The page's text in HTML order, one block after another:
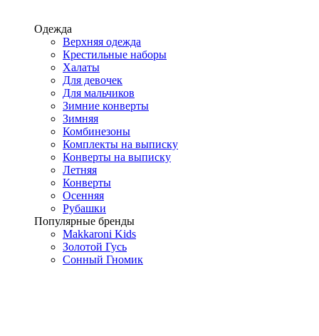
Одежда
Верхняя одежда
Крестильные наборы
Халаты
Для девочек
Для мальчиков
Зимние конверты
Зимняя
Комбинезоны
Комплекты на выписку
Конверты на выписку
Летняя
Конверты
Осенняя
Рубашки
Популярные бренды
Makkaroni Kids
Золотой Гусь
Сонный Гномик